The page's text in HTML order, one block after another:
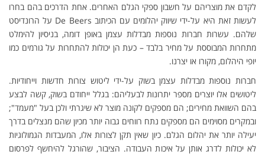
לקדם את מוצריהם על חשבון ספקי הגלם האחרים. אחת הדרכים בהם בחרו
לעשות זאת היא על-ידי שיווק יהלומים עם הכיתוב De Beers על הרונדיסט
שלהם. עשרות חברות נוספות מבדלות עצמן באופן דומה, בניסיון להימלט
מתחרות המבוססת על מחיר בלבד – כעת הן יכולות להתחרות על גורמים כמו
יופי היהלום, מקורו או יצרנו.
חברות נוספות מבדלות עצמן בשוק על-ידי ליטוש צורות חדשות וייחודיות.
ליטושים אלו יוצרים מספר יתרונות לבעליהם: בגלל ייחודם בשוק, קשה לבצע
בהם השוואת מחירים; הם מספקים לקונה מוצר לא שיגרתי ולכן בעל "מעמד";
ובמקרים מסוימים הם מספקים נתח רווחים גבוה יותר מכיון שהם מנצלים בדרך
יעילה יותר את יהלום הגלם. כיון שאין תקן לצורות אלו, המעבדות הגמולוגיות
לא יכולות לדרג אותן על איכות העבודה. הציבור, שהורגל להיחשף לפרסום